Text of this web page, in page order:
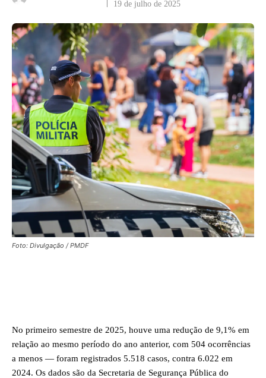
19 de julho de 2025
Foto: Divulgação / PMDF
No primeiro semestre de 2025, houve uma redução de 9,1% em
relação ao mesmo período do ano anterior, com 504 ocorrências
a menos — foram registrados 5.518 casos, contra 6.022 em
2024. Os dados são da Secretaria de Segurança Pública do